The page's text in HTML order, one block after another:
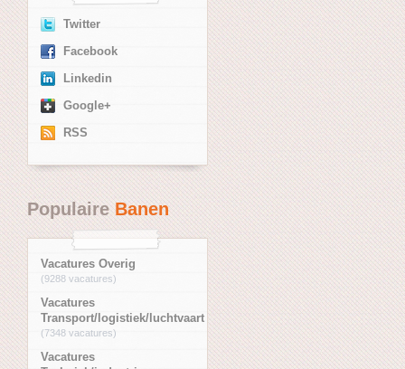
Twitter
Facebook
Linkedin
Google+
RSS
PopulaireBanen
Vacatures Overig
(9288 vacatures)
Vacatures
Transport/logistiek/luchtvaart
(7348 vacatures)
Vacatures